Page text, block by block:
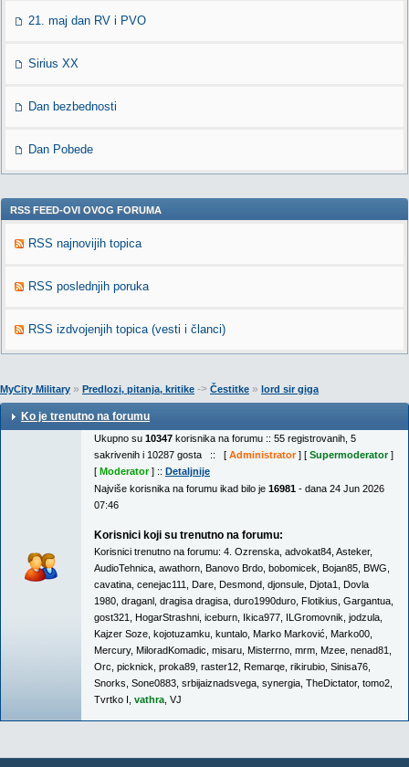
21. maj dan RV i PVO
Sirius XX
Dan bezbednosti
Dan Pobede
RSS FEED-OVI OVOG FORUMA
RSS najnovijih topica
RSS poslednjih poruka
RSS izdvojenjih topica (vesti i članci)
MyCity Military » Predlozi, pitanja, kritike -> Čestitke » lord sir giga
Ko je trenutno na forumu
Ukupno su 10347 korisnika na forumu :: 55 registrovanih, 5
sakrivenih i 10287 gosta :: [ Administrator] [ Supermoderator]
[ Moderator] :: Detaljnije
Najviše korisnika na forumu ikad bilo je 16981 - dana 24 Jun 2026
07:46
Korisnici koji su trenutno na forumu:
Korisnici trenutno na forumu: 4. Ozrenska advokat84 Asteker,
AudioTehnica awathorn Banovo Brdo bobomicek Bojan85 BWG
cavatina cenejac111 Dare Desmond djonsule Djota1
Dovla
1980 draganl dragisa dragisa duro1990duro Flotikius Gargantua
gost321
HogarStrashni iceburn Ikica977 ILGromovnik jodzula
Kajzer Soze kojotuzamku kuntalo Marko Marković Marko00
Mercury, MiloradKomadic misaru Misterrno mrm Mzee nenad81
Orc picknick proka89 raster12 Remarqe rikirubio Sinisa76
Snorks Sone0883 srbijaiznadsvega synergia TheDictator, tomo2
Tvrtko I vathra VJ